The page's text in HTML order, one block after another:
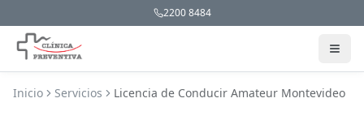
2200 8484
Inicio Servicios Licencia de Conducir Amateur Montevideo